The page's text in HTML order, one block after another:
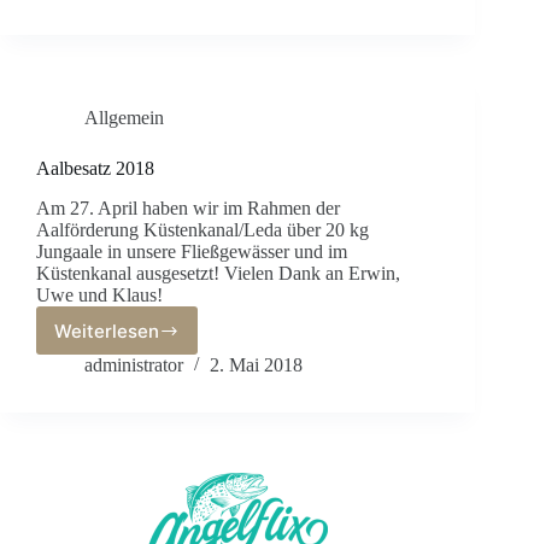
Allgemein
Aalbesatz 2018
Am 27. April haben wir im Rahmen der
Aalförderung Küstenkanal/Leda über 20 kg
Jungaale in unsere Fließgewässer und im
Küstenkanal ausgesetzt! Vielen Dank an Erwin,
Uwe und Klaus!
Weiterlesen
Aalbesatz
2018
administrator 2. Mai 2018